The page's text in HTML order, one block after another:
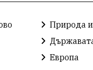
празник
животни
Природа
Европа